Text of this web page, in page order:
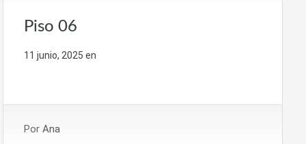
Piso 06
11 junio, 2025 en
Por Ana